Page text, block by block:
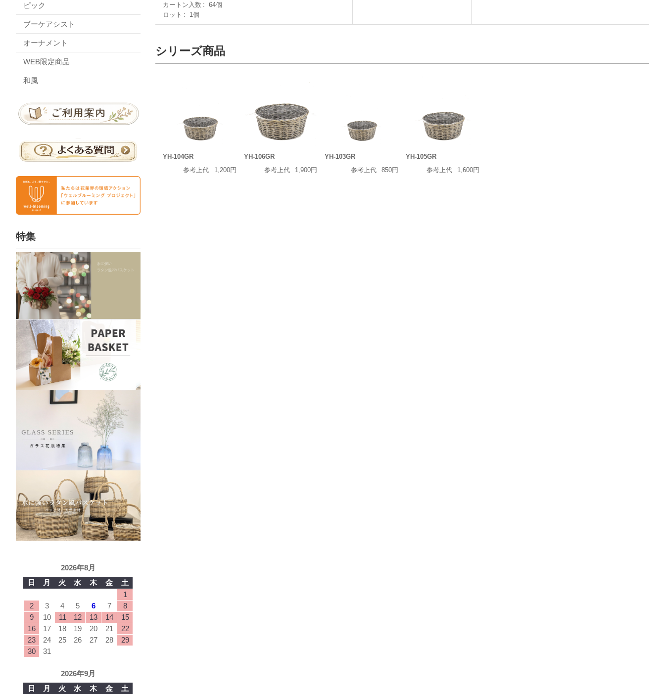
カートン入数
64個
ロット
1個
シリーズ商品
YH-104GR
参考上代
1,200円
YH-106GR
参考上代
1,900円
YH-103GR
参考上代
850円
YH-105GR
参考上代
1,600円
ピック
ブーケアシスト
オーナメント
WEB限定商品
和風
特集
2026年8月
日
月 火 水 木 金
土
1
2
3 4 5 6 7
8
9
10 11 12 13 14
15
16
17 18 19 20 21
22
23
24 25 26 27 28
29
30
31
2026年9月
日
月 火 水 木 金 土